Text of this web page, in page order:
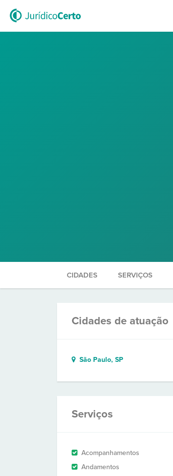
CIDADES SERVIÇOS
Cidades de atuação
São Paulo, SP
Serviços
Acompanhamentos
Andamentos